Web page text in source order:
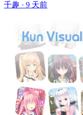
千趣 · 9 天前